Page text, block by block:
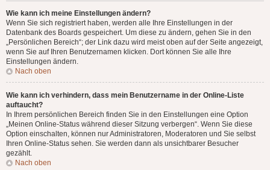
Wie kann ich meine Einstellungen ändern?
Wenn Sie sich registriert haben, werden alle Ihre Einstellungen in der
Datenbank des Boards gespeichert. Um diese zu ändern, gehen Sie in den
„Persönlichen Bereich“; der Link dazu wird meist oben auf der Seite angezeigt,
wenn Sie auf Ihren Benutzernamen klicken. Dort können Sie alle Ihre
Einstellungen ändern.
Nach oben
Wie kann ich verhindern, dass mein Benutzername in der Online-Liste
auftaucht?
In Ihrem persönlichen Bereich finden Sie in den Einstellungen eine Option
„Meinen Online-Status während dieser Sitzung verbergen“. Wenn Sie diese
Option einschalten, können nur Administratoren, Moderatoren und Sie selbst
Ihren Online-Status sehen. Sie werden dann als unsichtbarer Besucher
gezählt.
Nach oben